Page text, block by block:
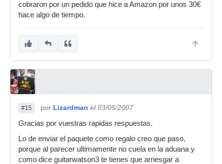
cobraron por un pedido que hice a Amazon por unos 30€
hace algo de tiempo.
#15 por Lizardman el 03/05/2007
Gracias por vuestras rapidas respuestas.
Lo de enviar el paquete como regalo creo que paso,
porque al parecer ultimamente no cuela en la aduana y
como dice guitarwatson3 te tienes que arriesgar a